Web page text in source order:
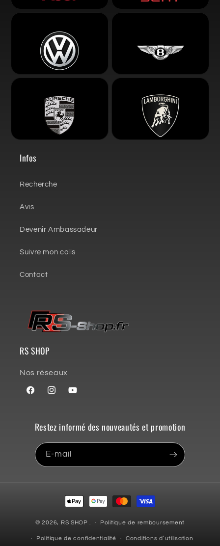
Infos
Recherche
Avis
Devenir Ambassadeur
Suivre mon colis
Contact
RS SHOP
Nos réseaux
FacebookInstagramYouTube
Restez informé des nouveautés et promotion
E-mail
Moyens
de
paiement
© 2026, RS SHOP . Politique de remboursement
Politique de confidentialité Conditions d’utilisation